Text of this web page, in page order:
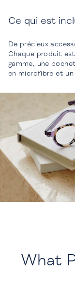
Ce qui est
De précieux
Chaque produit
gamme, une
en microfibre et
What